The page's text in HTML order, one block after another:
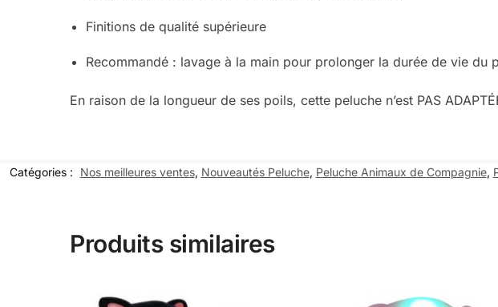
Finitions de qualité supérieure
Recommandé : lavage à la main pour prolonger la durée de vie du
En raison de la longueur de ses poils, cette peluche n’est PAS
Catégories : Nos meilleures ventes, Nouveautés Peluche, Peluche Animaux de Compagnie,
Produits similaires